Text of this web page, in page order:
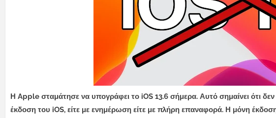
Η Apple σταμάτησε να υπογράφει το iOS 13.6 σήμερα. Αυτό σημαίνει ότι
έκδοση του iOS, είτε με ενημέρωση είτε με πλήρη επαναφορά. Η μόνη